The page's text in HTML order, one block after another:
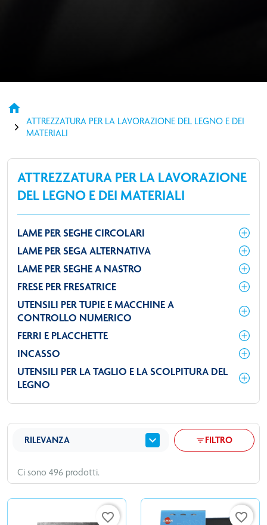
home
ATTREZZATURA PER LA LAVORAZIONE DEL LEGNO E DEI
MATERIALI
ATTREZZATURA PER LA LAVORAZIONE
DEL LEGNO E DEI MATERIALI
LAME PER SEGHE CIRCOLARI
LAME PER SEGA ALTERNATIVA
LAME PER SEGHE A NASTRO
FRESE PER FRESATRICE
UTENSILI PER TUPIE E MACCHINE A
CONTROLLO NUMERICO
FERRI E PLACCHETTE
INCASSO
UTENSILI PER LA TAGLIO E LA SCOLPITURA DEL
LEGNO
Ci sono 496 prodotti.
RILEVANZA expand_more filter_listFILTRO
favorite_border favorite_border